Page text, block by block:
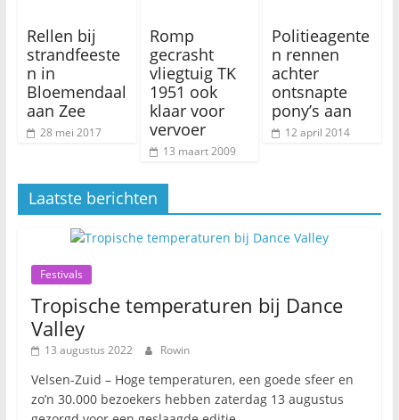
Rellen bij
strandfeeste
n in
Bloemendaal
aan Zee
28 mei 2017
Romp
gecrasht
vliegtuig TK
1951 ook
klaar voor
vervoer
13 maart 2009
Politieagente
n rennen
achter
ontsnapte
pony’s aan
12 april 2014
Laatste berichten
Festivals
Tropische temperaturen bij Dance
Valley
13 augustus 2022 Rowin
Velsen-Zuid – Hoge temperaturen, een goede sfeer en
zo’n 30.000 bezoekers hebben zaterdag 13 augustus